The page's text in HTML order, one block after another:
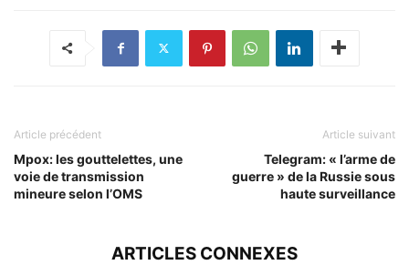
Article précédent
Mpox: les gouttelettes, une
voie de transmission
mineure selon l’OMS
Article suivant
Telegram: « l’arme de
guerre » de la Russie sous
haute surveillance
ARTICLES CONNEXES